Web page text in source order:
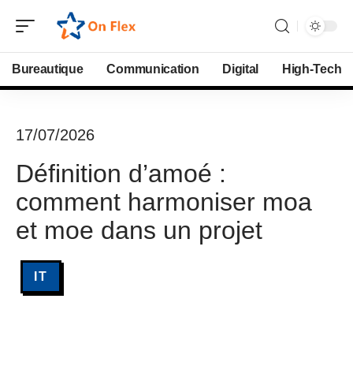
Bureautique Communication Digital High-Tech
17/07/2026
Définition d’amoé :
comment harmoniser moa
et moe dans un projet
IT